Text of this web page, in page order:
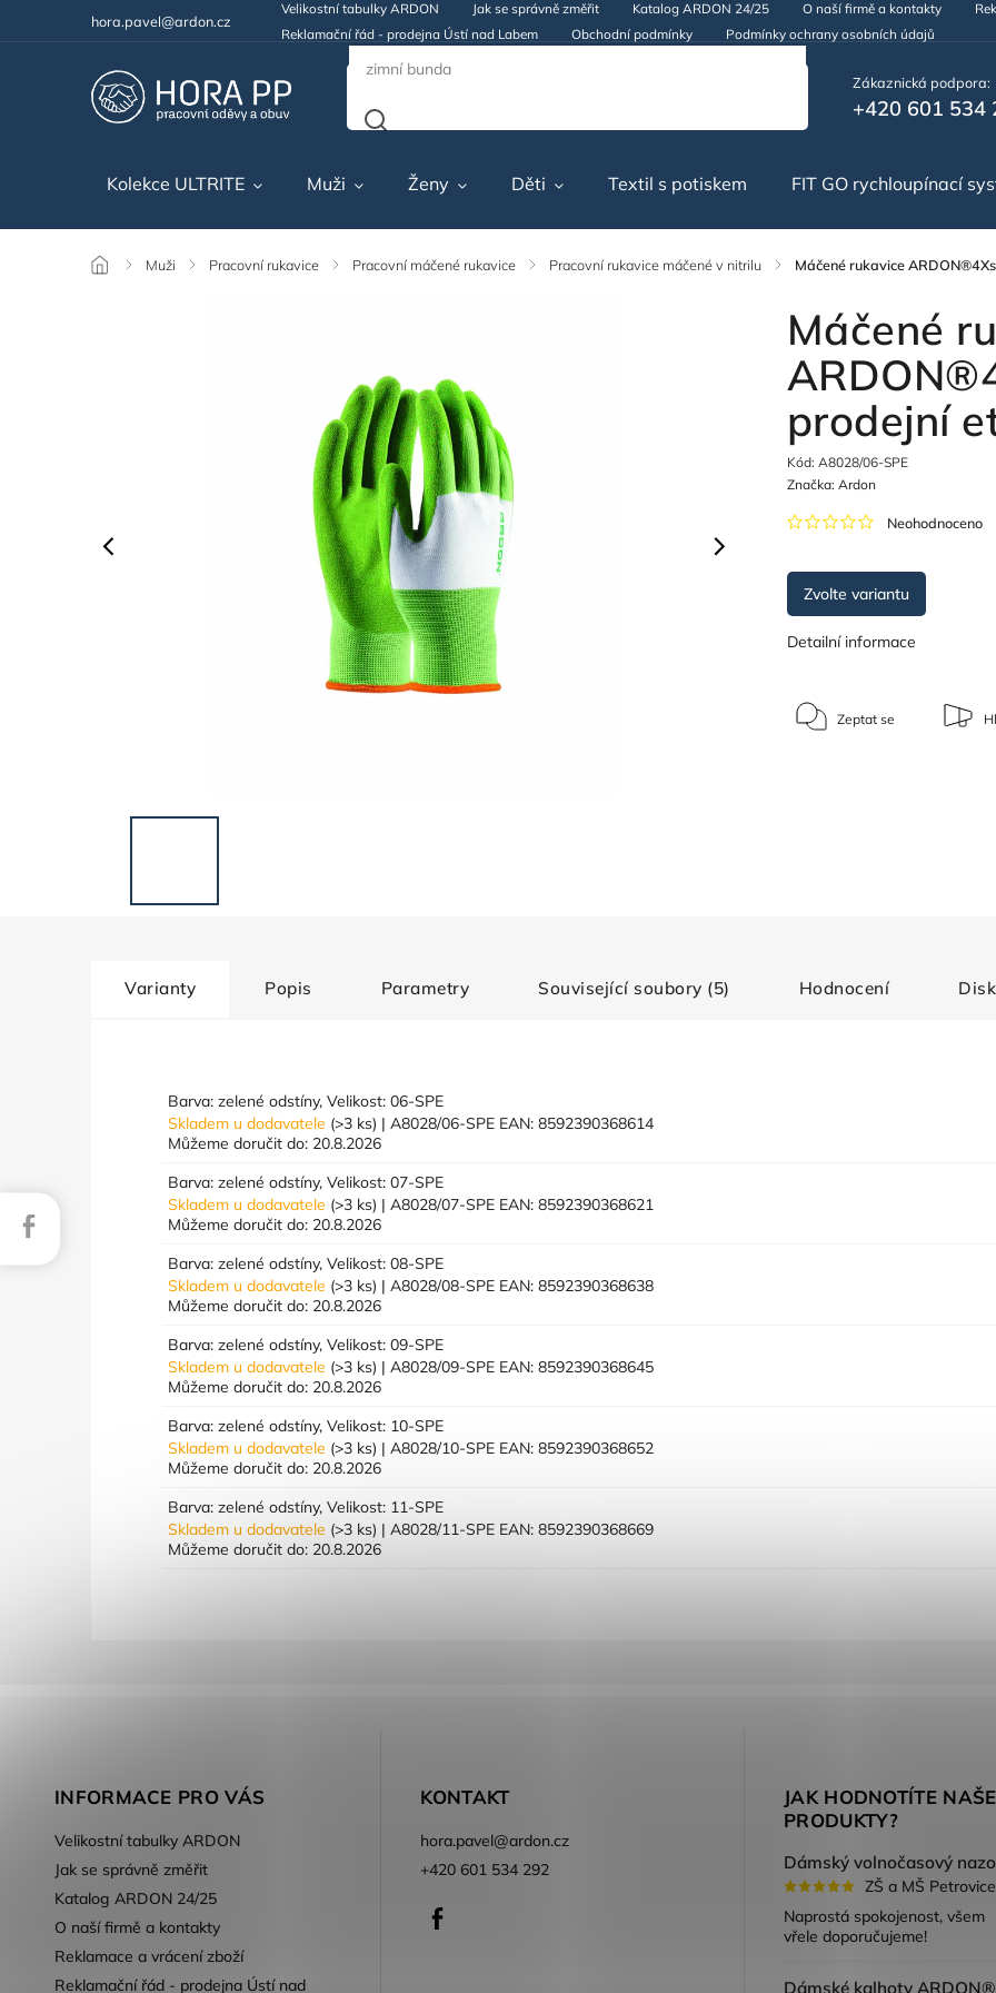
hora.pavel@ardon.cz
Velikostní tabulky ARDON Jak se správně změřit Katalog ARDON 24/25 O naší firmě a kontakty
Reklamační řád - prodejna Ústí nad Labem
Obchodní podmínky Podmínky ochrany osobních údajů
Zákaznická podpora:
+420 601 534
Kolekce ULTRITE Muži Ženy Děti Textil s potiskem FIT GO rychloupínací
/ Muži / Pracovní rukavice / Pracovní máčené rukavice / Pracovní rukavice máčené v nitrilu / Máčené rukavice
Máčené
prodejní
Kód: A8028/06-SPE
Neohodnoceno
Značka: Ardon
Zvolte variantu
Detailní informace
Zeptat se
Varianty Popis Parametry Související soubory (5) Hodnocení
Barva: zelené odstíny, Velikost: 06-SPE
Skladem u dodavatele (>3 ks) | A8028/06-SPE EAN: 8592390368614
Můžeme doručit do: 20.8.2026
Barva: zelené odstíny, Velikost: 07-SPE
Skladem u dodavatele (>3 ks) | A8028/07-SPE EAN: 8592390368621
Můžeme doručit do: 20.8.2026
Barva: zelené odstíny, Velikost: 08-SPE
Skladem u dodavatele (>3 ks) | A8028/08-SPE EAN: 8592390368638
Můžeme doručit do: 20.8.2026
Barva: zelené odstíny, Velikost: 09-SPE
Skladem u dodavatele (>3 ks) | A8028/09-SPE EAN: 8592390368645
Můžeme doručit do: 20.8.2026
Barva: zelené odstíny, Velikost: 10-SPE
Skladem u dodavatele (>3 ks) | A8028/10-SPE EAN: 8592390368652
Můžeme doručit do: 20.8.2026
Barva: zelené odstíny, Velikost: 11-SPE
Skladem u dodavatele (>3 ks) | A8028/11-SPE EAN: 8592390368669
Můžeme doručit do: 20.8.2026
INFORMACE PRO VÁS
Velikostní tabulky ARDON
Jak se správně změřit
Katalog ARDON 24/25
O naší firmě a kontakty
Reklamace a vrácení zboží
Reklamační řád - prodejna Ústí nad
KONTAKT
hora.pavel@ardon.cz
+420 601 534 292
JAK HODNOTÍTE NAŠE
PRODUKTY?
ZŠ a MŠ Petrovice
Naprostá spokojenost, všem
vřele doporučujeme!